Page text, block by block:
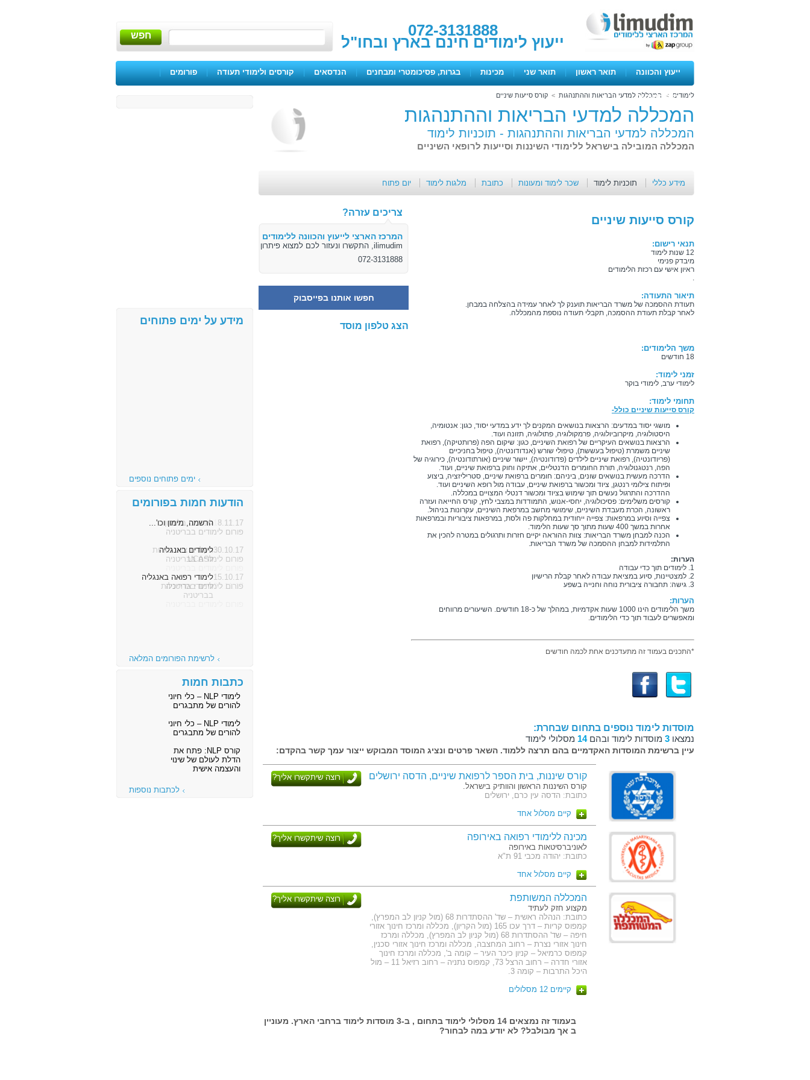
072-3131888
ייעוץ לימודים חינם בארץ ובחו"ל חפש
ייעוץ והכוונה | תואר ראשון | תואר שני | מכינות | בגרות, פסיכומטרי ומבחנים | הנדסאים | קורסים ולימודי תעודה | פורומים |
ימים פתוחיםלימודים > המכללה למדעי הבריאות וההתנהגות > קורס סייעות שיניים
המכללה למדעי הבריאות וההתנהגות
המכללה למדעי הבריאות וההתנהגות - תוכניות לימוד
המכללה המובילה בישראל ללימודי השיננות וסייעות לרופאי השיניים
מידע כללי תוכניות לימוד שכר לימוד ומעונות כתובת מלגות לימוד יום פתוח
צריכים עזרה?
המרכז הארצי לייעוץ והכוונה ללימודים
ilimudim, התקשרו ונעזור לכם למצוא פיתרון
072-3131888
חפשו אותנו בפייסבוק
הצג טלפון מוסד
קורס סייעות שיניים
תנאי רישום:
12 שנות לימוד
מיבדק פנימי
ראיון אישי עם רכזת הלימודים
.
תיאור התעודה:
תעודת ההסמכה של משרד הבריאות תוענק לך לאחר עמידה בהצלחה במבחן.
לאחר קבלת תעודת ההסמכה, תקבלי תעודה נוספת מהמכללה.
משך הלימודים:
18 חודשים
זמני לימוד:
לימודי ערב, לימודי בוקר
תחומי לימוד:
קורס סייעות שיניים כולל-
מושגי יסוד במדעים: הרצאות בנושאים המקנים לך ידע במדעי יסוד, כגון: אנטומיה,
היסטולוגיה, מיקרוביולוגיה, פרמקולוגיה, פתולוגיה, תזונה ועוד.
הרצאות בנושאים העיקריים של רפואת השיניים, כגון: שיקום הפה (פרותטיקה), רפואת
שיניים משמרת (טיפול בעששת), טיפולי שורש (אנדודונטיה), טיפול בחניכיים
(פריודונטיה), רפואת שיניים לילדים (פדודונטיה), יישור שיניים (אורתודונטיה), כירוגיה של
הפה, רנטגנולוגיה, תורת החומרים הדנטליים, אתיקה וחוק ברפואת שיניים, ועוד.
הדרכה מעשית בנושאים שונים, ביניהם: חומרים ברפואת שיניים, סטריליזציה, ביצוע
ופיתוח צילומי רנטגן, ציוד ומכשור ברפואת שיניים, עבודה מול רופא השיניים ועוד.
ההדרכה והתרגול נעשים תוך שימוש בציוד ומכשור דנטלי המצויים במכללה.
קורסים משלימים: פסיכולוגיה, יחסי-אנוש, התמודדות במצבי לחץ, קורס החייאה ועזרה
ראשונה, הכרת מעבדת השיניים, שימושי מחשב במרפאת השיניים, עקרונות בניהול.
צפייה וסיוע במרפאות: צפייה ייחודית במחלקות פה ולסת, במרפאות ציבוריות ובמרפאות
אחרות במשך 400 שעות מתוך סך שעות הלימוד.
הכנה למבחן משרד הבריאות: צוות ההוראה יקיים חזרות ותרגולים במטרה להכין את
התלמידות למבחן ההסמכה של משרד הבריאות.
הערות:
1. לימודים תוך כדי עבודה
2. למצטיינות, סיוע במציאת עבודה לאחר קבלת הרישיון
3. גישה: תחבורה ציבורית נוחה וחנייה בשפע
הערות:
משך הלימודים הינו 1000 שעות אקדמיות, במהלך של כ-18 חודשים. השיעורים מרווחים
ומאפשרים לעבוד תוך כדי הלימודים.
*התכנים בעמוד זה מתעדכנים אחת לכמה חודשים
מוסדות לימוד נוספים בתחום שבחרת:
נמצאו 3 מוסדות לימוד ובהם14 מסלולי לימוד
עיין ברשימת המוסדות האקדמיים בהם תרצה ללמוד. השאר פרטים ונציג המוסד המבוקש ייצור עמך קשר בהקדם:
קורס שיננות, בית הספר לרפואת שיניים, הדסה ירושלים
קורס השיננות הראשון והוותיק בישראל.
כתובת: הדסה עין כרם, ירושלים
רוצה שיתקשרו אליך?
קיים מסלול אחד
מכינה ללימודי רפואה באירופה
לאוניברסיטאות באירופה
כתובת: יהודה מכבי 91 ת"א
רוצה שיתקשרו אליך?
קיים מסלול אחד
המכללה המשותפת
מקצוע חזק לעתיד
כתובת: הנהלה ראשית – שד' ההסתדרות 68 (מול קניון לב המפרץ),
קמפוס קריות – דרך עכו 165 (מול הקריון), מכללה ומרכז חינוך אזורי
חיפה – שד' ההסתדרות 68 (מול קניון לב המפרץ), מכללה ומרכז
חינוך אזורי נצרת – רחוב המחצבה, מכללה ומרכז חינוך אזורי סכנין,
קמפוס כרמיאל – קניון כיכר העיר – קומה ב', מכללה ומרכז חינוך
אזורי חדרה – רחוב הרצל 73, קמפוס נתניה – רחוב רזיאל 11 – מול
היכל התרבות – קומה 3.
רוצה שיתקשרו אליך?
קיימים 12 מסלולים
בעמוד זה נמצאים 14 מסלולי לימוד בתחום , ב-3 מוסדות לימוד ברחבי הארץ. מעוניין
ב אך מבולבל? לא יודע במה לבחור?
מידע על ימים פתוחים
ימים פתוחים נוספים
הודעות חמות בפורומים
8.11.17 הרשמה, מימון וכו'...
פורום לימודים בבריטניה
30.10.17לימודים באנגליה
פורום לימודים בבריטניה
15.10.17לימודי רפואה באנגליה
פורום לימודים בבריטניה
לרשימת הפורומים המלאה
כתבות חמות
לימודי NLP – כלי חיוני
להורים של מתבגרים
לימודי NLP – כלי חיוני
להורים של מתבגרים
קורס NLP: פתח את
הדלת לעולם של שינוי
והעצמה אישית
לכתבות נוספות